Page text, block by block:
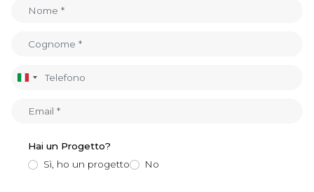
Italia
Hai un Progetto?
Sì, ho un progetto
No